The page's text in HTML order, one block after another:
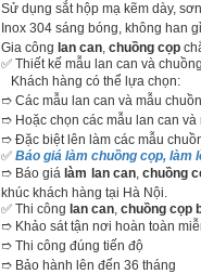
Sử dụng sắt hộp mạ kẽm dày,
Inox 304 sáng bóng, không han gỉ
Gia công lan can, chuồng cọp
✅ Thiết kế mẫu lan can và
Khách hàng có thể lựa chọn:
➱ Các mẫu lan can và mẫu
➱ Hoặc chọn các mẫu lan can
➱ Đặc biệt lên làm các mẫu
✅ Báo giá làm chuồng cọp, làm
➱ Báo giá làm lan can, chuồng
khúc khách hàng tại Hà Nội.
✅ Thi công lan can, chuồng cọp
➱ Khảo sát tận nơi hoàn toàn
➱ Thi công đúng tiến độ
➱ Bảo hành lên đến 36 tháng